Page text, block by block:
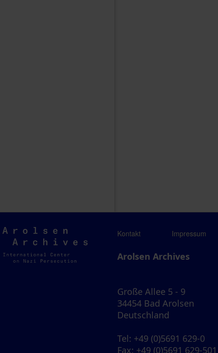
Arolsen
Archives
Kontakt Impressum
Arolsen Archives
Große Allee 5 - 9
34454 Bad Arolsen
Deutschland
Tel: +49 (0)5691 629-0
Fax: +49 (0)5691 629-501